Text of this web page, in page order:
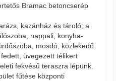
Bramac betoncserép
kazánház és tároló; a
nappali, konyha-
mosdó, közlekedő
üvegezett télikert
fekvésű teraszra lépünk.
fűtése központi